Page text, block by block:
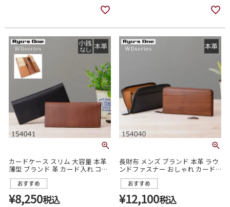
カードケース スリム 大容量 本革
薄型 ブランド 革 カード入れ コン
パクト おしゃれ 154041
¥8,250税込
長財布 メンズ ブランド 本革 ラウ
ンドファスナー おしゃれ カード
大容量 シンプル 154040
¥12,100税込